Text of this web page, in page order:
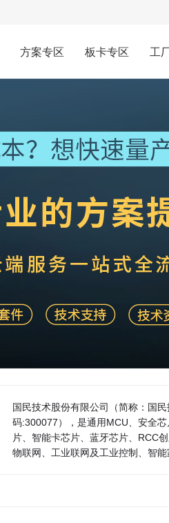
方案专区 板卡专区 工
国民技术股份有限公司（简称：国
码:300077），是通用MCU、安全芯片领先企业和国家高新
片、智能卡芯片、蓝牙芯片、RCC
物联网、工业联网及工业控制、智